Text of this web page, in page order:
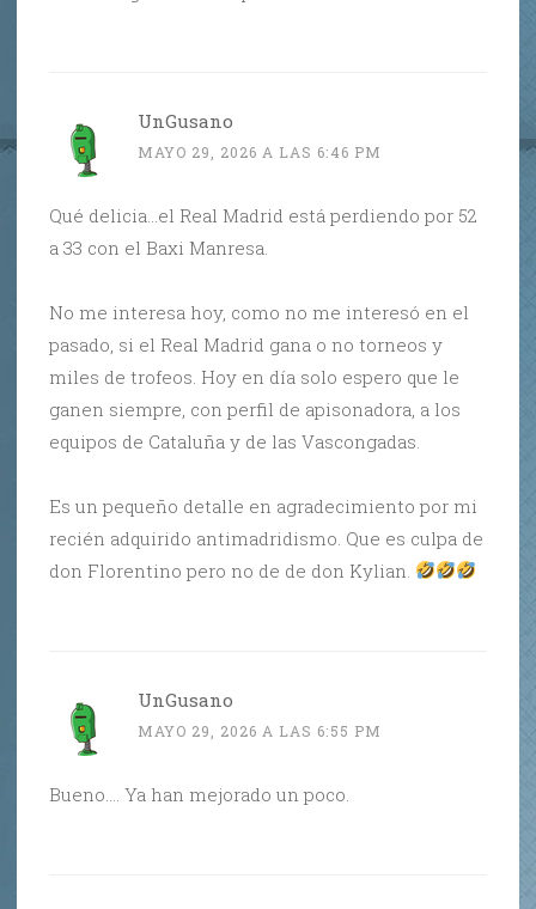
UnGusano
MAYO 29, 2026 A LAS 6:46 PM
Qué delicia…el Real Madrid está perdiendo por 52
a 33 con el Baxi Manresa.
No me interesa hoy, como no me interesó en el
pasado, si el Real Madrid gana o no torneos y
miles de trofeos. Hoy en día solo espero que le
ganen siempre, con perfil de apisonadora, a los
equipos de Cataluña y de las Vascongadas.
Es un pequeño detalle en agradecimiento por mi
recién adquirido antimadridismo. Que es culpa de
don Florentino pero no de de don Kylian.
UnGusano
MAYO 29, 2026 A LAS 6:55 PM
Bueno…. Ya han mejorado un poco.